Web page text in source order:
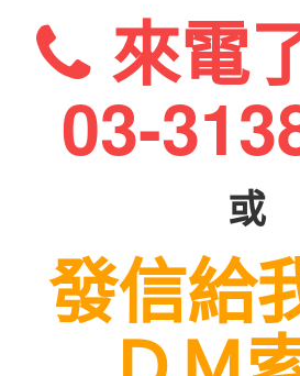
來電
03-
或
發信給